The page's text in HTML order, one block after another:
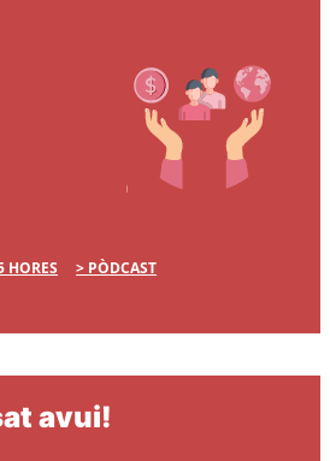
HORES
PÒDCAST
avui!